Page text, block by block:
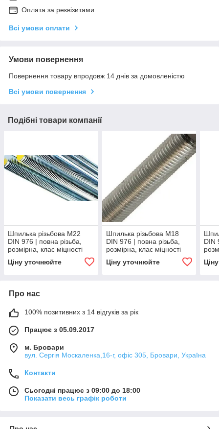
Оплата за реквізитами
Всі умови оплати
Умови повернення
Повернення товару впродовж 14 днів за домовленістю
Всі умови повернення
Подібні товари компанії
Шпилька різьбова М22
DIN 976 | повна різьба,
розмірна, клас міцності
Ціну уточнюйте
Шпилька різьбова М18
DIN 976 | повна різьба,
розмірна, клас міцності
Ціну уточнюйте
DIN
Про нас
100% позитивних з 14 відгуків за рік
Працює з 05.09.2017
м. Бровари
вул. Сергія Москаленка,16-г, офіс 305, Бровари, Україна
Контакти
Сьогодні працює з 09:00 до 18:00
Показати весь графік роботи